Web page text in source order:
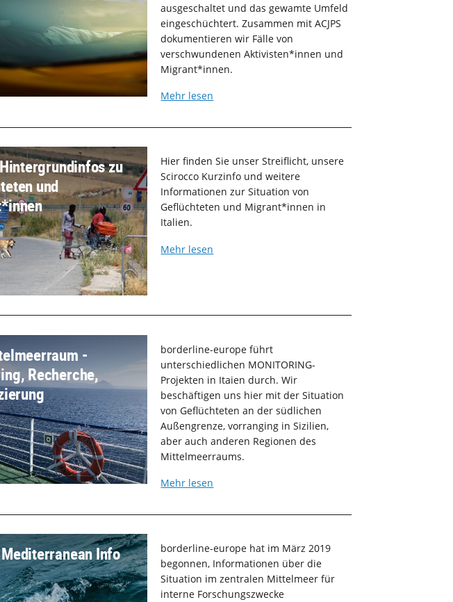
ausgeschaltet und das gewamte Umfeld
eingeschüchtert. Zusammen mit ACJPS
dokumentieren wir Fälle von
verschwundenen Aktivisten*innen und
Migrant*innen.
Mehr lesen
zu
und
Hier finden Sie unser Streiflicht, unsere
Scirocco Kurzinfo und weitere
Informationen zur Situation von
Geflüchteten und Migrant*innen in
Italien.
Mehr lesen
-
Recherche,
borderline-europe führt
unterschiedlichen MONITORING-
Projekten in Itaien durch. Wir
beschäftigen uns hier mit der Situation
von Geflüchteten an der südlichen
Außengrenze, vorranging in Sizilien,
aber auch anderen Regionen des
Mittelmeerraums.
Mehr lesen
Info
borderline-europe hat im März 2019
begonnen, Informationen über die
Situation im zentralen Mittelmeer für
interne Forschungszwecke